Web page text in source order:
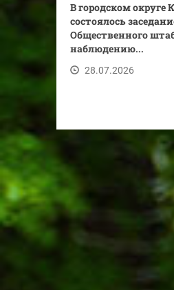
В городском округе
состоялось
Общественного
наблюдению...
28.07.2026